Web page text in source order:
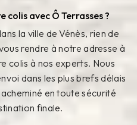
avec Ô Terrasses ?
la ville de Vénès, rien de
rendre à notre adresse à
colis à nos experts. Nous
dans les plus brefs délais
en toute sécurité
finale.